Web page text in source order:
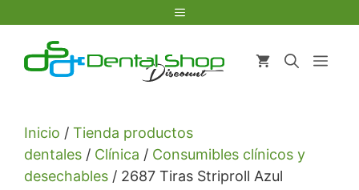
contenido
Menú
Inicio / Tienda productos
dentales / Clínica / Consumibles clínicos y
desechables / 2687 Tiras Striproll Azul